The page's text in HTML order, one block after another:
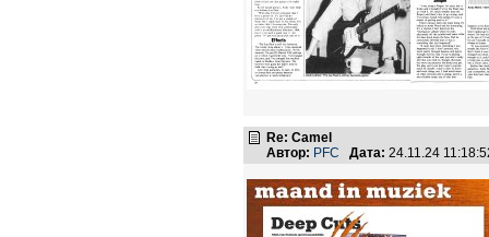
Re: Camel
Автор: PFC Дата: 24.11.24